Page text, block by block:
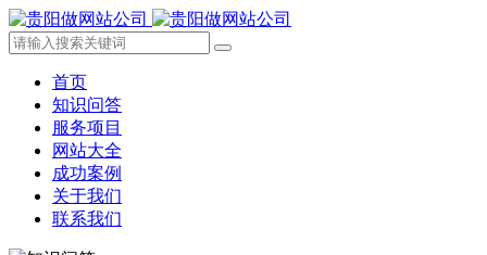
首页
知识问答
服务项目
网站大全
成功案例
关于我们
联系我们